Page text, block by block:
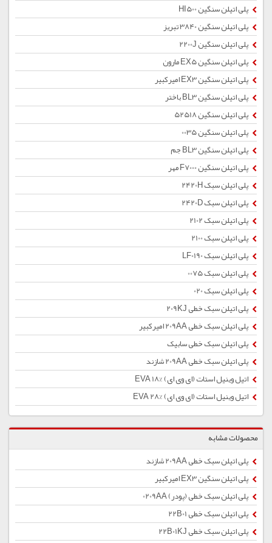
پلی اتیلن سنگین HI500
پلی اتیلن سنگین 3840 تبریز
پلی اتیلن سنگین 2200J
پلی اتیلن سنگین EX5 مارون
پلی اتیلن سنگین EX3 امیرکبیر
پلی اتیلن سنگین BL3 باختر
پلی اتیلن سنگین 52518
پلی اتیلن سنگین 0035
پلی اتیلن سنگین BL3 جم
پلی اتیلن سنگین F7000 مهر
پلی اتیلن سبک 2420H
پلی اتیلن سبک 2420D
پلی اتیلن سبک 2102
پلی اتیلن سبک 2100
پلی اتیلن سبک LF0190
پلی اتیلن سبک 0075
پلی اتیلن سبک 020
پلی اتیلن سبک خطی 209KJ
پلی اتیلن سبک خطی 209AA امیرکبیر
پلی اتیلن سبک خطی سابیک
پلی اتیلن سبک خطی 209AA شازند
اتیل وینیل استات (ای وی ای) %EVA 18
اتیل وینیل استات (ای وی ای) %28 EVA
محصولات مشابه
پلی اتیلن سبک خطی 209AA شازند
پلی اتیلن سنگین EX3 امیرکبیر
پلی اتیلن سبک خطی (پودر) 0209AA
پلی اتیلن سبک خطی 22B01
پلی اتیلن سبک خطی 22B01KJ